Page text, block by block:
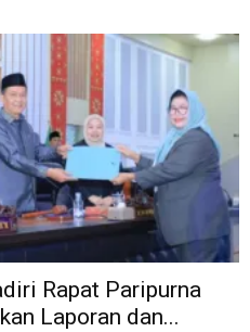
Rapat Paripurna
Laporan dan...